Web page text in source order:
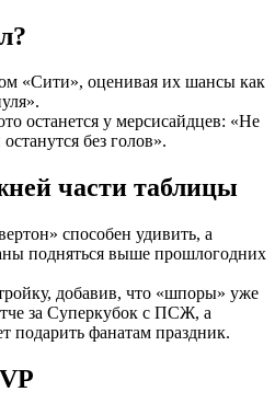
«Сити», оценивая их шансы как
останется у мерсисайдцев: «Не
без голов».
части таблицы
способен удивить, а
подняться выше прошлогодних
добавив, что «шпоры» уже
за Суперкубок с ПСЖ, а
подарить фанатам праздник.